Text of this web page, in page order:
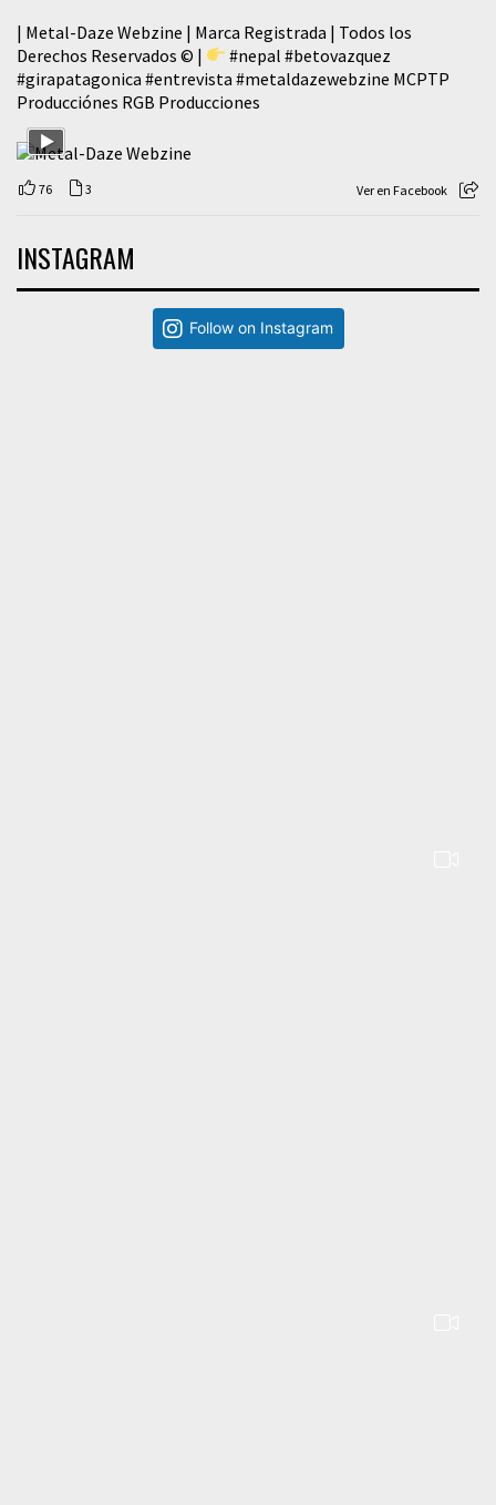
| Metal-Daze Webzine | Marca Registrada | Todos los
Derechos Reservados © |
#nepal #betovazquez
#girapatagonica #entrevista #metaldazewebzine MCPTP
Producciónes RGB Producciones
76 3 Ver en Facebook
INSTAGRAM
Follow on Instagram